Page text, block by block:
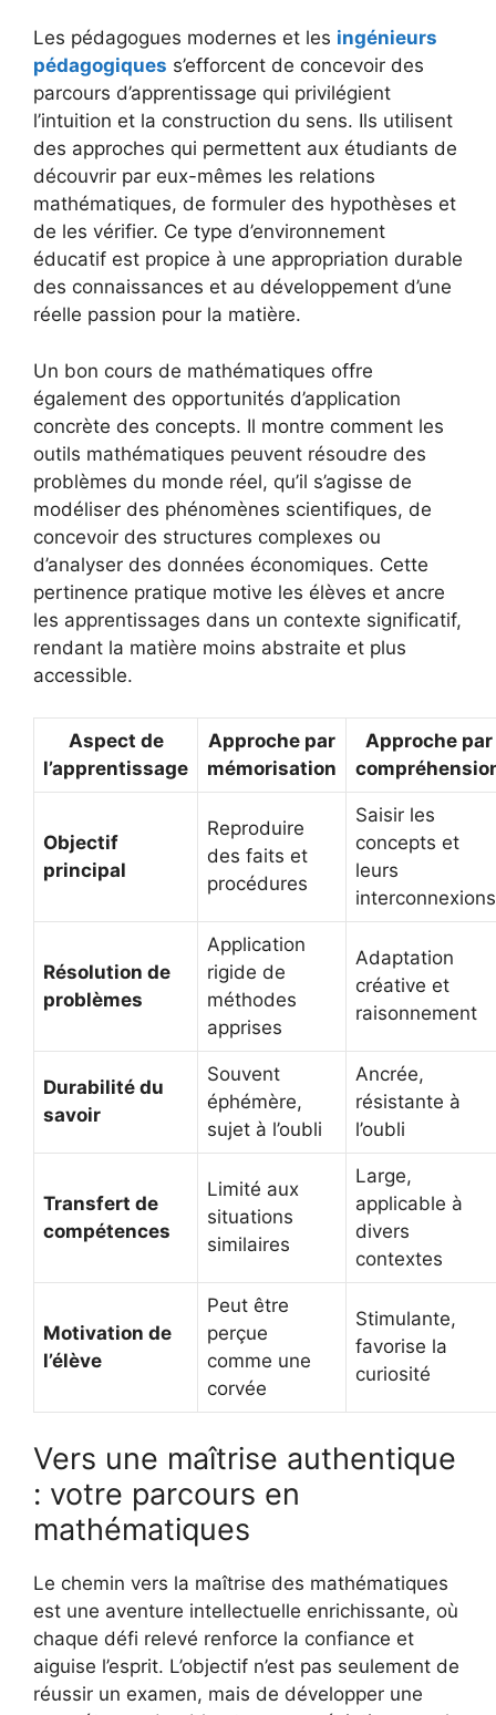
Les pédagogues modernes et les ingénieurs
pédagogiques s’efforcent de concevoir des
parcours d’apprentissage qui privilégient
l’intuition et la construction du sens. Ils utilisent
des approches qui permettent aux étudiants de
découvrir par eux-mêmes les relations
mathématiques, de formuler des hypothèses et
de les vérifier. Ce type d’environnement
éducatif est propice à une appropriation durable
des connaissances et au développement d’une
réelle passion pour la matière.
Un bon cours de mathématiques offre
également des opportunités d’application
concrète des concepts. Il montre comment les
outils mathématiques peuvent résoudre des
problèmes du monde réel, qu’il s’agisse de
modéliser des phénomènes scientifiques, de
concevoir des structures complexes ou
d’analyser des données économiques. Cette
pertinence pratique motive les élèves et ancre
les apprentissages dans un contexte significatif,
rendant la matière moins abstraite et plus
accessible.
Aspect de
l’apprentissage
Approche par
mémorisation
Approche par
Objectif
principal
Reproduire
des faits et
procédures
Saisir les
concepts et
leurs
interconnexions
Résolution de
problèmes
Application
rigide de
méthodes
apprises
Adaptation
créative et
raisonnement
Durabilité du
savoir
Souvent
éphémère,
sujet à l’oubli
Ancrée,
résistante à
l’oubli
Transfert de
compétences
Limité aux
situations
similaires
Large,
applicable à
divers
contextes
Motivation de
l’élève
Peut être
perçue
comme une
corvée
Stimulante,
favorise la
curiosité
Vers une maîtrise authentique
: votre parcours en
mathématiques
Le chemin vers la maîtrise des mathématiques
est une aventure intellectuelle enrichissante, où
chaque défi relevé renforce la confiance et
aiguise l’esprit. L’objectif n’est pas seulement de
réussir un examen, mais de développer une